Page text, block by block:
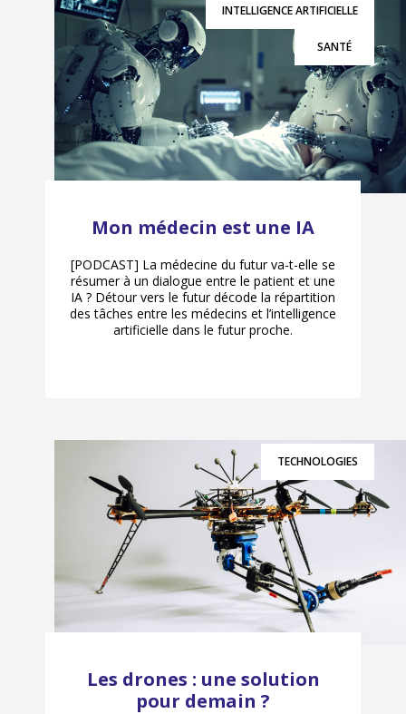
INTELLIGENCE ARTIFICIELLE
SANTÉ
Mon médecin est une IA
[PODCAST] La médecine du futur va-t-elle se
résumer à un dialogue entre le patient et une
IA ? Détour vers le futur décode la répartition
des tâches entre les médecins et l’intelligence
artificielle dans le futur proche.
TECHNOLOGIES
Les drones : une solution
pour demain ?